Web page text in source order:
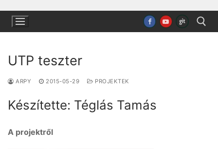
tartalomra
UTP teszter
ARPY 2015-05-29 PROJEKTEK
Készítette: Téglás Tamás
A projektről